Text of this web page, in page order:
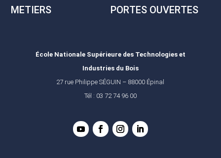
METIERS
PORTES OUVERTES
École Nationale Supérieure des Technologies et
Industries du Bois
27 rue Philippe SÉGUIN – 88000 Épinal
Tél : 03 72 74 96 00